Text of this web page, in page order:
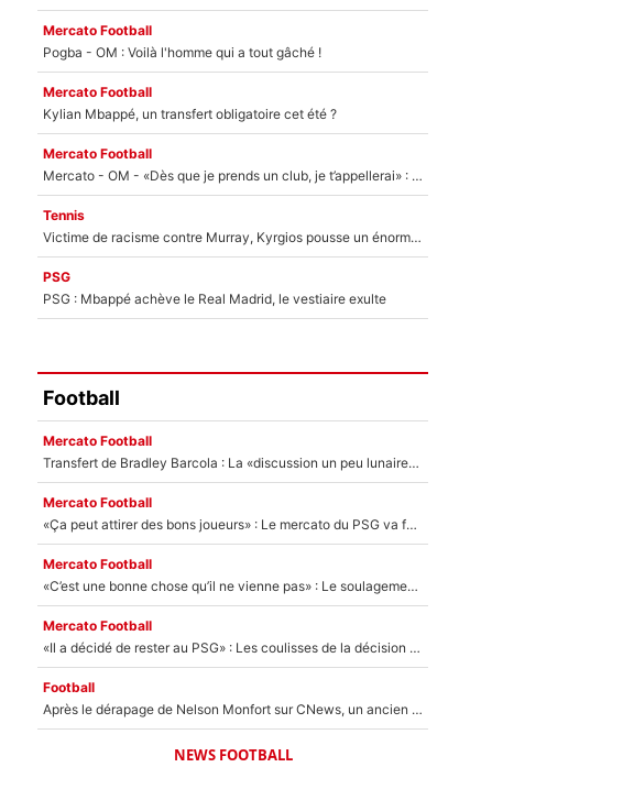
Mercato Football
Pogba - OM : Voilà l'homme qui a tout gâché !
Mercato Football
Kylian Mbappé, un transfert obligatoire cet été ?
Mercato Football
Mercato - OM - «Dès que je prends un club, je t’appellerai» : La promesse de Marcelino au moment de claquer la porte
Tennis
Victime de racisme contre Murray, Kyrgios pousse un énorme coup de gueule !
PSG
PSG : Mbappé achève le Real Madrid, le vestiaire exulte
Football
Mercato Football
Transfert de Bradley Barcola : La «discussion un peu lunaire» qui l'a convaincu de quitter le PSG, son entourage est pointé du doigt
Mercato Football
«Ça peut attirer des bons joueurs» : Le mercato du PSG va faire des victimes dans l'effectif de Luis Enrique ?
Mercato Football
«C’est une bonne chose qu’il ne vienne pas» : Le soulagement de l'After Foot après le transfert avorté de Yan Diomandé au PSG
Mercato Football
«Il a décidé de rester au PSG» : Les coulisses de la décision de Lucas Chevalier pour son transfert
Football
Après le dérapage de Nelson Monfort sur CNews, un ancien journaliste de France Télévisions relance la polémique sur les incendies en Gironde
NEWS FOOTBALL